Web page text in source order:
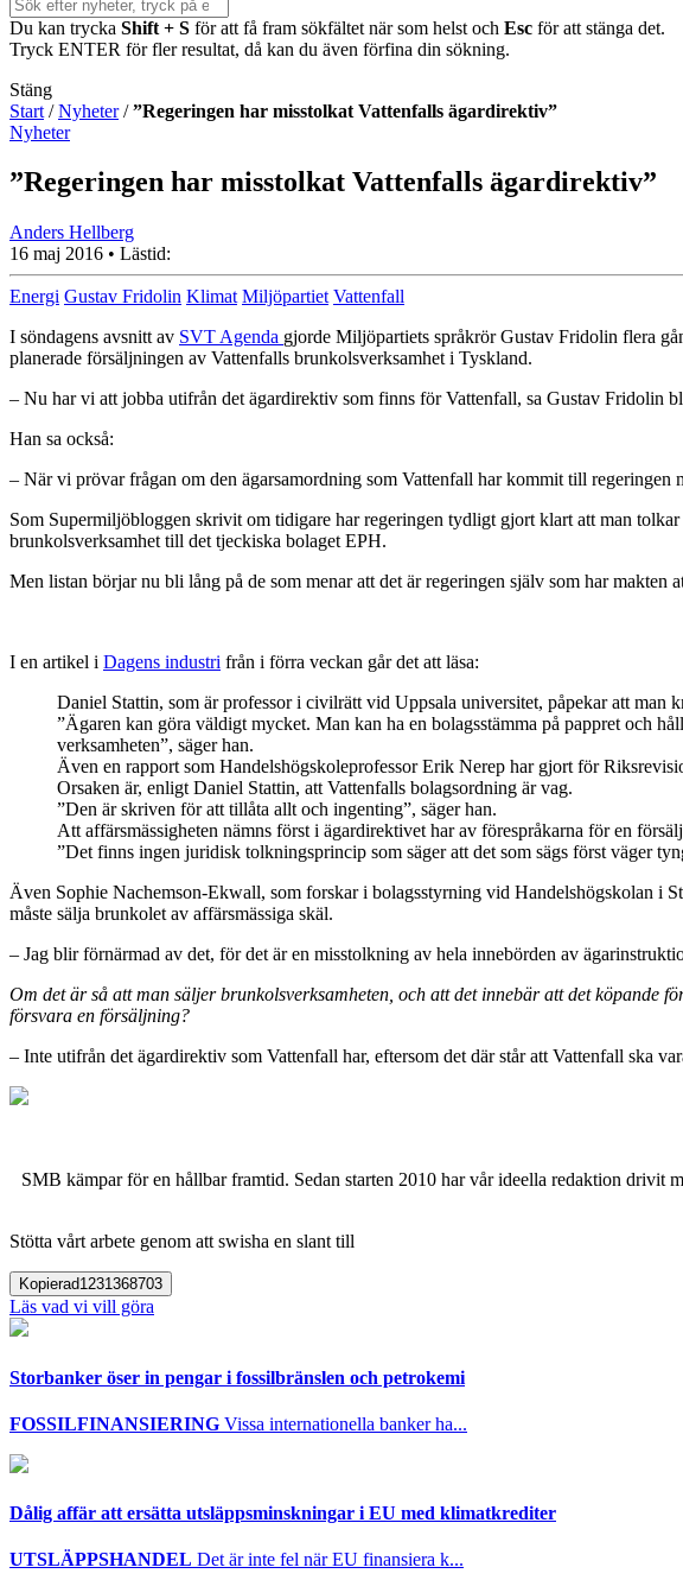
Du kan trycka Shift + S för att få fram sökfältet när som helst och Esc för att stänga det.
Tryck ENTER för fler resultat, då kan du även förfina din sökning.
Stäng
Start /Nyheter/”Regeringen har misstolkat Vattenfalls ägardirektiv”
Nyheter
”Regeringen har misstolkat Vattenfalls ägardirektiv”
Anders Hellberg
16 maj 2016 • Lästid:
Energi Gustav Fridolin Klimat Miljöpartiet Vattenfall
I söndagens avsnitt av SVT Agenda gjorde Miljöpartiets språkrör Gustav Fridolin flera
planerade försäljningen av Vattenfalls brunkolsverksamhet i Tyskland.
– Nu har vi att jobba utifrån det ägardirektiv som finns för Vattenfall, sa Gustav Fridolin
Han sa också:
– När vi prövar frågan om den ägarsamordning som Vattenfall har kommit till
Som Supermiljöbloggen skrivit om tidigare har regeringen tydligt gjort klart att man
brunkolsverksamhet till det tjeckiska bolaget EPH.
Men listan börjar nu bli lång på de som menar att det är regeringen själv som har
I en artikel i Dagens industri från i förra veckan går det att läsa:
Daniel Stattin, som är professor i civilrätt vid Uppsala universitet, påpekar att man
”Ägaren kan göra väldigt mycket. Man kan ha en bolagsstämma på pappret och
verksamheten”, säger han.
Även en rapport som Handelshögskoleprofessor Erik Nerep har gjort för
Orsaken är, enligt Daniel Stattin, att Vattenfalls bolagsordning är vag.
”Den är skriven för att tillåta allt och ingenting”, säger han.
Att affärsmässigheten nämns först i ägardirektivet har av förespråkarna för en
”Det finns ingen juridisk tolkningsprincip som säger att det som sägs först väger
Även Sophie Nachemson-Ekwall, som forskar i bolagsstyrning vid Handelshögskolan i
måste sälja brunkolet av affärsmässiga skäl.
– Jag blir förnärmad av det, för det är en misstolkning av hela innebörden av
Om det är så att man säljer brunkolsverksamheten, och att det innebär att det köpande
försvara en försäljning?
– Inte utifrån det ägardirektiv som Vattenfall har, eftersom det där står att Vattenfall ska
SMB kämpar för en hållbar framtid. Sedan starten 2010 har vår ideella redaktion
Stötta vårt arbete genom att swisha en slant till
Kopierad1231368703
Läs vad vi vill göra
Storbanker öser in pengar i fossilbränslen och petrokemi
FOSSILFINANSIERING Vissa internationella banker ha...
Dålig affär att ersätta utsläppsminskningar i EU med klimatkrediter
UTSLÄPPSHANDEL Det är inte fel när EU finansiera k...